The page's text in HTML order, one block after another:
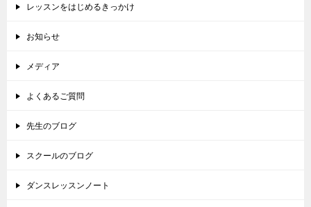
レッスンをはじめるきっかけ
お知らせ
メディア
よくあるご質問
先生のブログ
スクールのブログ
ダンスレッスンノート